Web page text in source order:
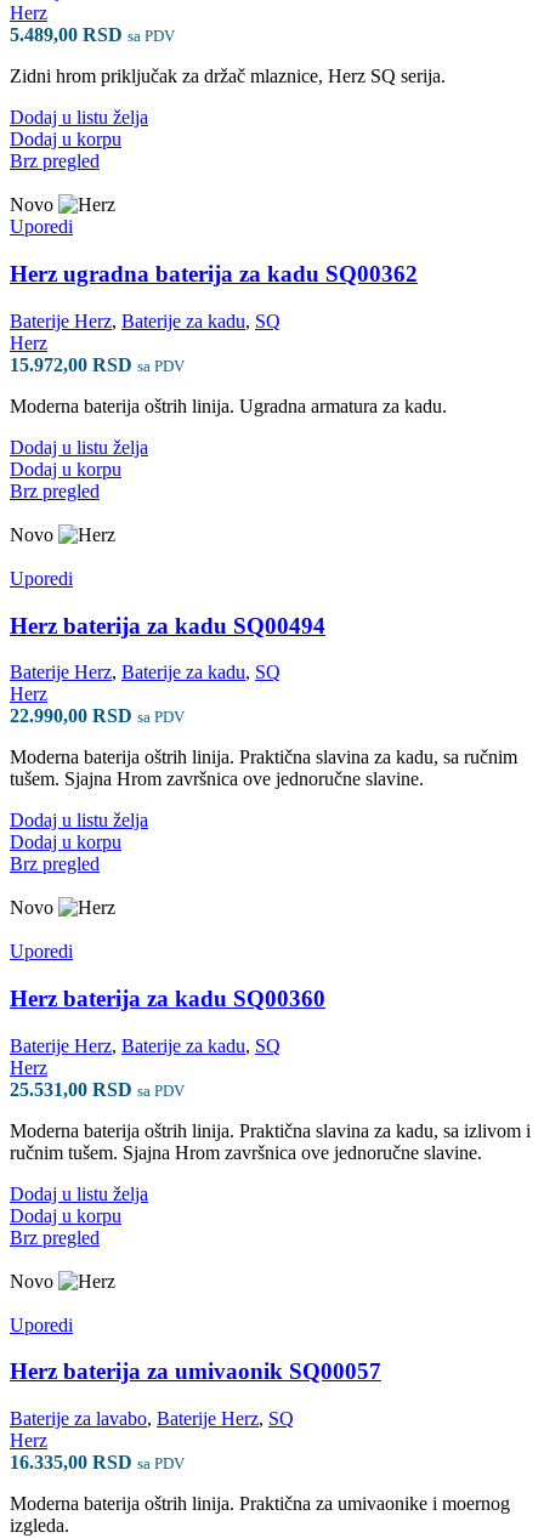
Herz
5.489,00 RSD sa PDV
Zidni hrom priključak za držač mlaznice, Herz SQ serija.
Dodaj u listu želja
Dodaj u korpu
Brz pregled
Novo
Uporedi
Herz ugradna baterija za kadu SQ00362
Baterije Herz, Baterije za kadu, SQ
Herz
15.972,00 RSD sa PDV
Moderna baterija oštrih linija. Ugradna armatura za kadu.
Dodaj u listu želja
Dodaj u korpu
Brz pregled
Novo
Uporedi
Herz baterija za kadu SQ00494
Baterije Herz, Baterije za kadu, SQ
Herz
22.990,00 RSD sa PDV
Moderna baterija oštrih linija. Praktična slavina za kadu, sa ručnim
tušem. Sjajna Hrom završnica ove jednoručne slavine.
Dodaj u listu želja
Dodaj u korpu
Brz pregled
Novo
Uporedi
Herz baterija za kadu SQ00360
Baterije Herz, Baterije za kadu, SQ
Herz
25.531,00 RSD sa PDV
Moderna baterija oštrih linija. Praktična slavina za kadu, sa izlivom i
ručnim tušem. Sjajna Hrom završnica ove jednoručne slavine.
Dodaj u listu želja
Dodaj u korpu
Brz pregled
Novo
Uporedi
Herz baterija za umivaonik SQ00057
Baterije za lavabo, Baterije Herz, SQ
Herz
16.335,00 RSD sa PDV
Moderna baterija oštrih linija. Praktična za umivaonike i moernog
izgleda.